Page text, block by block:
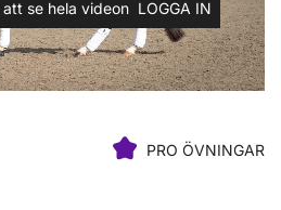
se hela videon LOGGA IN
PRO ÖVNINGAR